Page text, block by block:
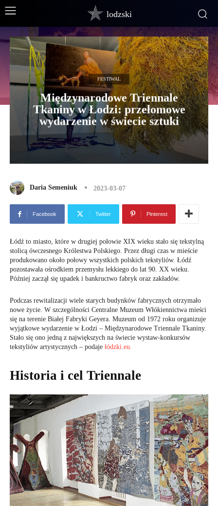
lodzski
FESTIWAL
Międzynarodowe Triennale
Tkaniny w Łodzi: przełomowe
wydarzenie w świecie sztuki
Daria Semeniuk 2023-03-07
Facebook Twitter Pinterest
Łódź to miasto, które w drugiej połowie XIX wieku stało się tekstylną
stolicą ówczesnego Królestwa Polskiego. Przez długi czas w mieście
produkowano około połowy wszystkich polskich tekstyliów. Łódź
pozostawała ośrodkiem przemysłu lekkiego do lat 90. XX wieku.
Później zaczął się upadek i bankructwo fabryk oraz zakładów.
Podczas rewitalizacji wiele starych budynków fabrycznych otrzymało
nowe życie. W szczególności Centralne Muzeum Włókiennictwa mieści
się na terenie Białej Fabryki Geyera. Muzeum od 1972 roku organizuje
wyjątkowe wydarzenie w Łodzi – Międzynarodowe Triennale Tkaniny.
Stało się ono jedną z największych na świecie wystaw-konkursów
tekstyliów artystycznych – podaje łódzki.eu.
Historia i cel Triennale